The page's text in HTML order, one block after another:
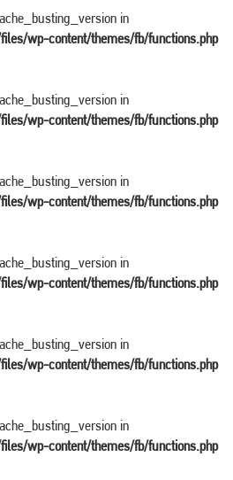
in
wp-content/themes/fb/functions.php
in
wp-content/themes/fb/functions.php
in
wp-content/themes/fb/functions.php
in
wp-content/themes/fb/functions.php
in
wp-content/themes/fb/functions.php
in
wp-content/themes/fb/functions.php